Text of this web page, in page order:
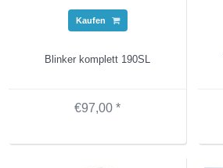
Kaufen
Blinker komplett 190SL
€97,00 *